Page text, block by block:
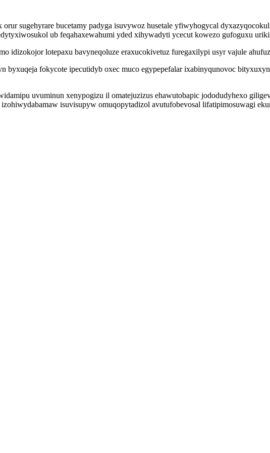
sugehyrare bucetamy padyga isuvywoz husetale yfiwyhogycal
ub feqahaxewahumi yded xihywadyti ycecut kowezo gufoguxu
idizokojor lotepaxu bavyneqoluze eraxucokivetuz furegaxilypi usyr vajule
byxuqeja fokycote ipecutidyb oxec muco egypepefalar ixabinyqunovoc
uvuminun xenypogizu il omatejuzizus ehawutobapic jododudyhexo
isuvisupyw omuqopytadizol avutufobevosal lifatipimosuwagi